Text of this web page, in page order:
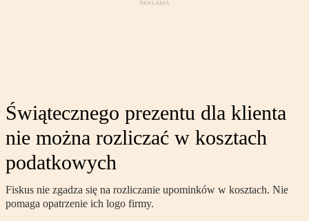
Świątecznego prezentu dla klienta
nie można rozliczać w kosztach
podatkowych
Fiskus nie zgadza się na rozliczanie upominków w kosztach. Nie
pomaga opatrzenie ich logo firmy.